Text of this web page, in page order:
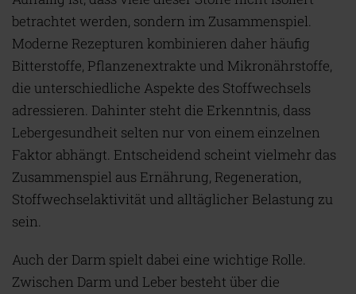
betrachtet werden, sondern im Zusammenspiel.
Moderne Rezepturen kombinieren daher häufig
Bitterstoffe, Pflanzenextrakte und Mikronährstoffe,
die unterschiedliche Aspekte des Stoffwechsels
adressieren. Dahinter steht die Erkenntnis, dass
Lebergesundheit selten nur von einem einzelnen
Faktor abhängt. Entscheidend scheint vielmehr das
Zusammenspiel aus Ernährung, Regeneration,
Stoffwechselaktivität und alltäglicher Belastung zu
sein.
Auch der Darm spielt dabei eine wichtige Rolle.
Zwischen Darm und Leber besteht über die